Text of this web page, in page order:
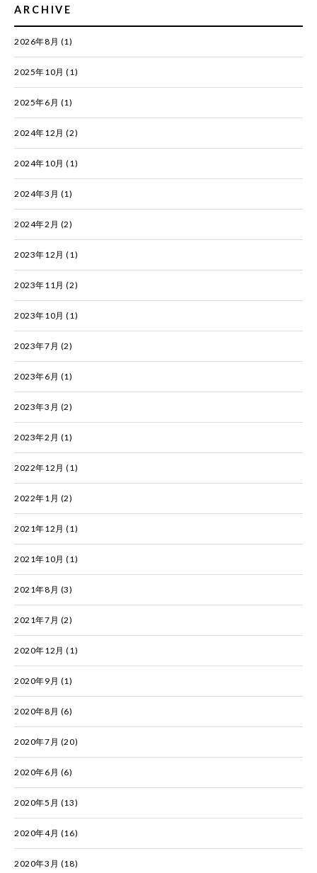
ARCHIVE
2026年8月 (1)
2025年10月 (1)
2025年6月 (1)
2024年12月 (2)
2024年10月 (1)
2024年3月 (1)
2024年2月 (2)
2023年12月 (1)
2023年11月 (2)
2023年10月 (1)
2023年7月 (2)
2023年6月 (1)
2023年3月 (2)
2023年2月 (1)
2022年12月 (1)
2022年1月 (2)
2021年12月 (1)
2021年10月 (1)
2021年8月 (3)
2021年7月 (2)
2020年12月 (1)
2020年9月 (1)
2020年8月 (6)
2020年7月 (20)
2020年6月 (6)
2020年5月 (13)
2020年4月 (16)
2020年3月 (18)